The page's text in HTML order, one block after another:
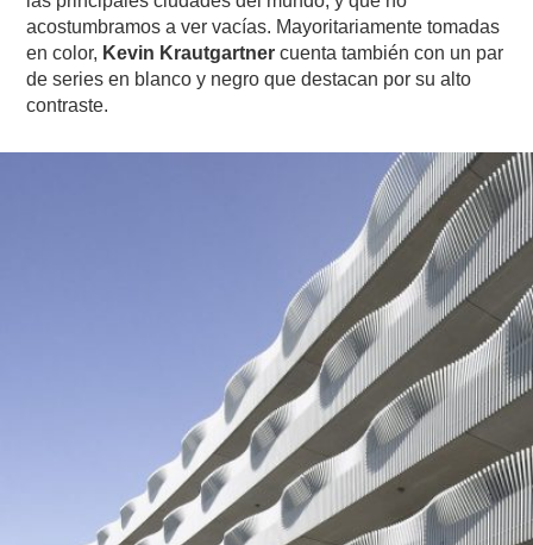
acostumbramos a ver vacías. Mayoritariamente tomadas
en color, Kevin Krautgartner cuenta también con un par
de series en blanco y negro que destacan por su alto
contraste.